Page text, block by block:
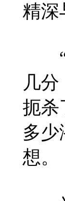
精深
“
几
扼杀
多
想。